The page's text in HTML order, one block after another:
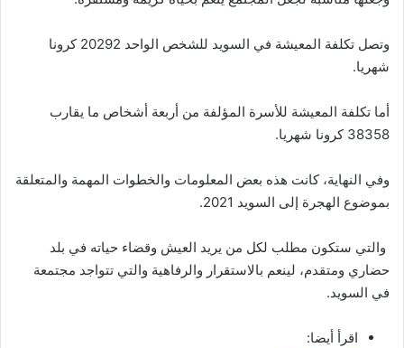
وتصل تكلفة المعيشة في السويد للشخص الواحد 20292 كرونا
شهريا.
أما تكلفة المعيشة للأسرة المؤلفة من أربعة أشخاص ما يقارب
38358 كرونا شهريا.
وفي النهاية، كانت هذه بعض المعلومات والخطوات المهمة والمتعلقة
بموضوع الهجرة إلى السويد 2021.
والتي ستكون مطلب لكل من يريد العيش وقضاء حياته في بلد
حضاري ومتقدم، لينعم بالاستقرار والرفاهية والتي تتواجد مجتمعة
في السويد.
اقرأ أيضا: